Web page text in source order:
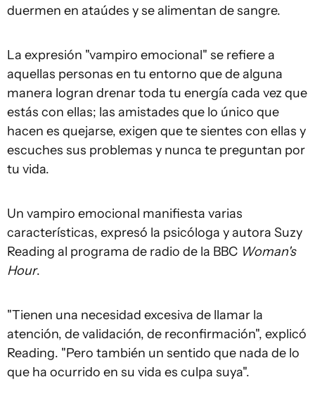
duermen en ataúdes y se alimentan de sangre.
La expresión "vampiro emocional" se refiere a
aquellas personas en tu entorno que de alguna
manera logran drenar toda tu energía cada vez que
estás con ellas; las amistades que lo único que
hacen es quejarse, exigen que te sientes con ellas y
escuches sus problemas y nunca te preguntan por
tu vida.
Un vampiro emocional manifiesta varias
características, expresó la psicóloga y autora Suzy
Reading al programa de radio de la BBC Woman's
Hour.
"Tienen una necesidad excesiva de llamar la
atención, de validación, de reconfirmación", explicó
Reading. "Pero también un sentido que nada de lo
que ha ocurrido en su vida es culpa suya".